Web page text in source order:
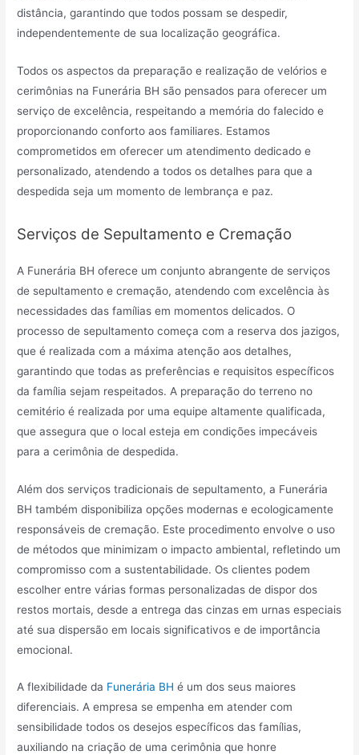
distância, garantindo que todos possam se despedir,
independentemente de sua localização geográfica.
Todos os aspectos da preparação e realização de velórios e
cerimônias na Funerária BH são pensados para oferecer um
serviço de excelência, respeitando a memória do falecido e
proporcionando conforto aos familiares. Estamos
comprometidos em oferecer um atendimento dedicado e
personalizado, atendendo a todos os detalhes para que a
despedida seja um momento de lembrança e paz.
Serviços de Sepultamento e Cremação
A Funerária BH oferece um conjunto abrangente de serviços
de sepultamento e cremação, atendendo com excelência às
necessidades das famílias em momentos delicados. O
processo de sepultamento começa com a reserva dos jazigos,
que é realizada com a máxima atenção aos detalhes,
garantindo que todas as preferências e requisitos específicos
da família sejam respeitados. A preparação do terreno no
cemitério é realizada por uma equipe altamente qualificada,
que assegura que o local esteja em condições impecáveis
para a cerimônia de despedida.
Além dos serviços tradicionais de sepultamento, a Funerária
BH também disponibiliza opções modernas e ecologicamente
responsáveis de cremação. Este procedimento envolve o uso
de métodos que minimizam o impacto ambiental, refletindo um
compromisso com a sustentabilidade. Os clientes podem
escolher entre várias formas personalizadas de dispor dos
restos mortais, desde a entrega das cinzas em urnas especiais
até sua dispersão em locais significativos e de importância
emocional.
A flexibilidade da Funerária BH é um dos seus maiores
diferenciais. A empresa se empenha em atender com
sensibilidade todos os desejos específicos das famílias,
auxiliando na criação de uma cerimônia que honre